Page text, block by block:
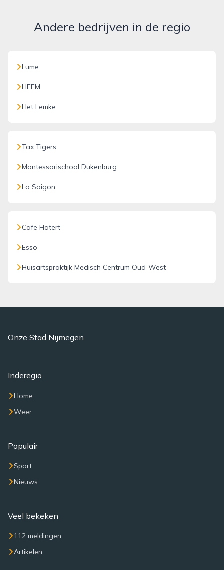
Andere bedrijven in de regio
Lume
HEEM
Het Lemke
Tax Tigers
Montessorischool Dukenburg
La Saigon
Cafe Hatert
Esso
Huisartspraktijk Medisch Centrum Oud-West
Onze Stad Nijmegen
Inderegio
Home
Weer
Populair
Sport
Nieuws
Veel bekeken
112 meldingen
Artikelen